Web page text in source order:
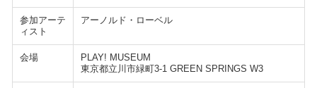
参加アーテ
ィスト
アーノルド・ローベル
会場
PLAY! MUSEUM
東京都立川市緑町3-1 GREEN SPRINGS W3